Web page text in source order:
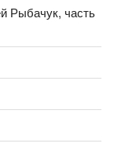
Рыбачук, часть